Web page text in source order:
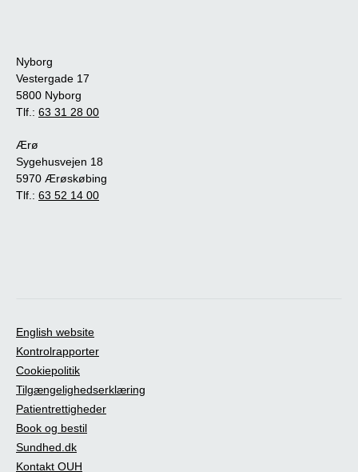
Nyborg
Vestergade 17
5800 Nyborg
Tlf.: 63 31 28 00
Ærø
Sygehusvejen 18
5970 Ærøskøbing
Tlf.: 63 52 14 00
English website
Kontrolrapporter
Cookiepolitik
Tilgængelighedserklæring
Patientrettigheder
Book og bestil
Sundhed.dk
Kontakt OUH